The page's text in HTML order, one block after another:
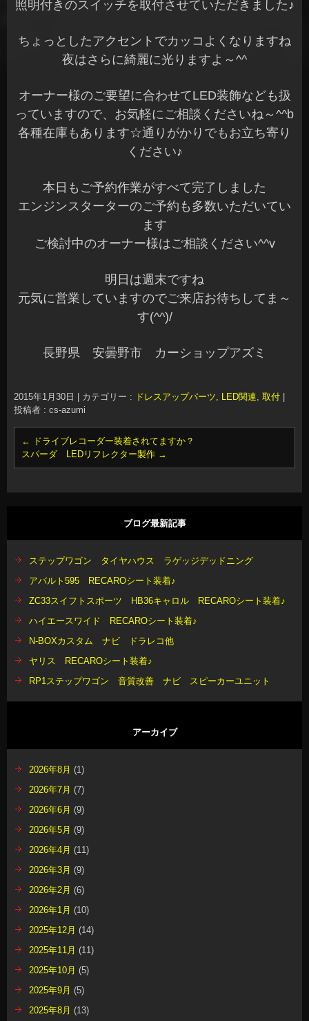
照明付きのスイッチを取付させていただきました♪
ちょっとしたアクセントでカッコよくなりますね
夜はさらに綺麗に光りますよ～^^
オーナー様のご要望に合わせてLED装飾なども扱
っていますので、お気軽にご相談くださいね～^^b
各種在庫もあります☆通りがかりでもお立ち寄り
ください♪
本日もご予約作業がすべて完了しました
エンジンスターターのご予約も多数いただいてい
ます
ご検討中のオーナー様はご相談ください^^v
明日は週末ですね
元気に営業していますのでご来店お待ちしてま～
す(^^)/
長野県 安曇野市 カーショップアズミ
2015年1月30日 カテゴリー : ドレスアップパーツ, LED関連, 取付
投稿者 : cs-azumi
←
ドライブレコーダー装着されてますか？
スパーダ LEDリフレクター製作 →
ブログ最新記事
ステップワゴン タイヤハウス ラゲッジデッドニング
アバルト595 RECAROシート装着♪
ZC33スイフトスポーツ HB36キャロル RECAROシート装着♪
ハイエースワイド RECAROシート装着♪
N-BOXカスタム ナビ ドラレコ他
ヤリス RECAROシート装着♪
RP1ステップワゴン 音質改善 ナビ スピーカーユニット
アーカイブ
2026年8月 (1)
2026年7月 (7)
2026年6月 (9)
2026年5月 (9)
2026年4月 (11)
2026年3月 (9)
2026年2月 (6)
2026年1月 (10)
2025年12月 (14)
2025年11月 (11)
2025年10月 (5)
2025年9月 (5)
2025年8月 (13)